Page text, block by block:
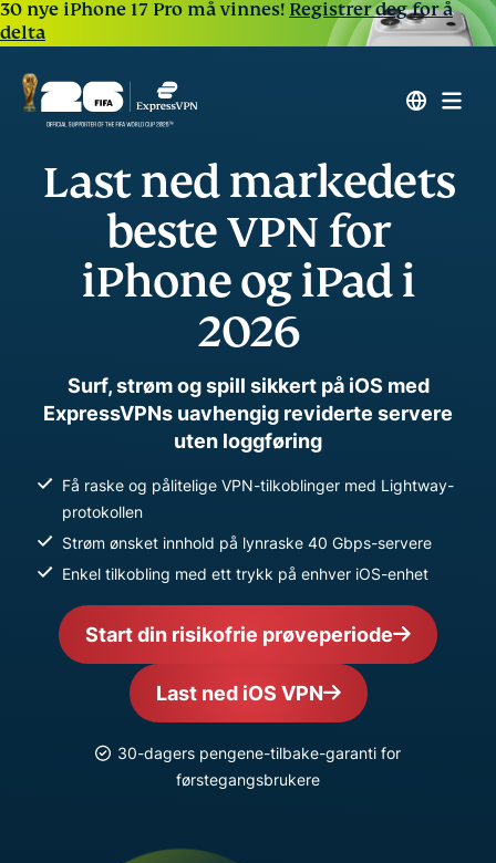
30 nye iPhone 17 Pro må vinnes! Registrer deg for å
delta
Last ned markedets
beste VPN for
iPhone og iPad i
2026
Surf, strøm og spill sikkert på iOS med
ExpressVPNs uavhengig reviderte servere
uten loggføring
Få raske og pålitelige VPN-tilkoblinger med Lightway-
protokollen
Strøm ønsket innhold på lynraske 40 Gbps-servere
Enkel tilkobling med ett trykk på enhver iOS-enhet
Start din risikofrie prøveperiode
Last ned iOS VPN
30-dagers pengene-tilbake-garanti for
førstegangsbrukere